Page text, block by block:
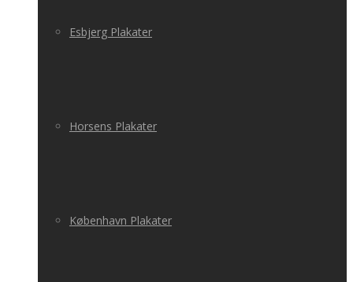
Esbjerg Plakater
Horsens Plakater
København Plakater